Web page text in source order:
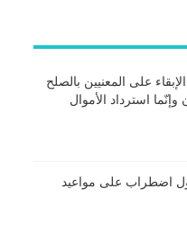
على المعنيين بالصلح
استرداد الأموال
اضطراب على مواعيد